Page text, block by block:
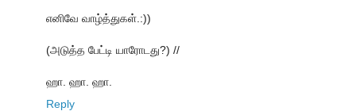
எனிவே வாழ்த்துகள்.:))
(அடுத்த பேட்டி யாரோடது?) //
ஹா. ஹா. ஹா.
Reply